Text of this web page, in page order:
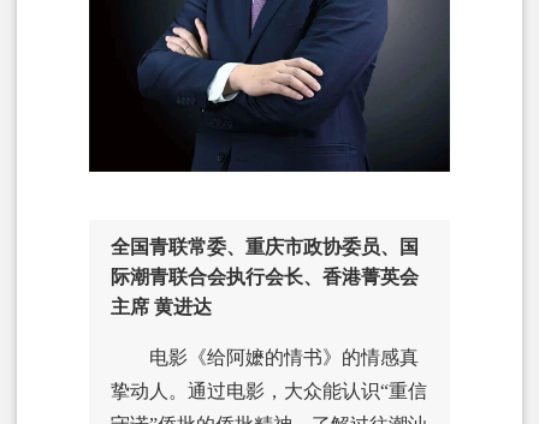
全国青联常委、重庆市政协委员、国
际潮青联合会执行会长、香港菁英会
主席 黄进达
电影《给阿嬷的情书》的情感真
挚动人。通过电影，大众能认识“重信